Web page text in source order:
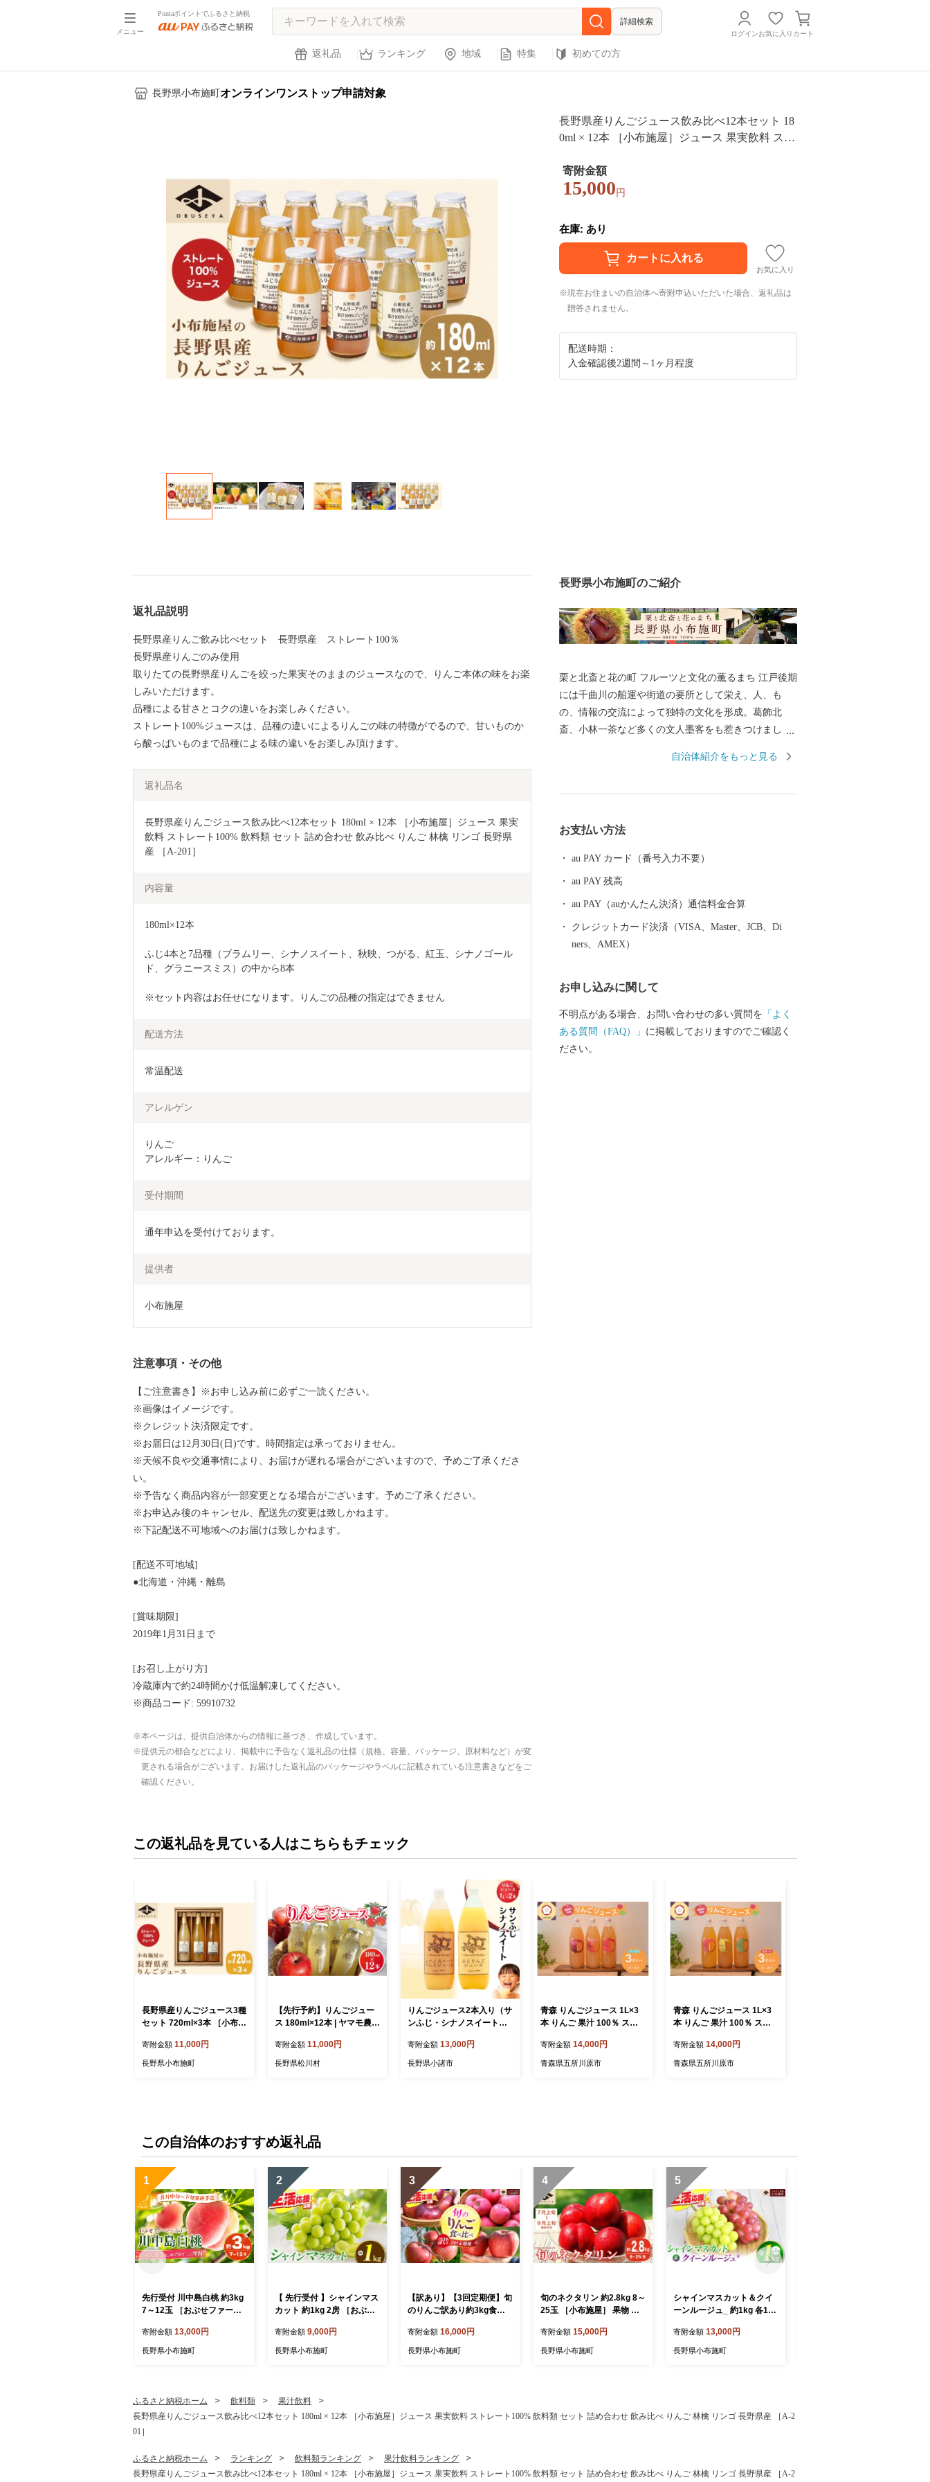
メニュー
Pontaポイントでふるさと納税
詳細検索
ログインお気に入り カート
返礼品 ランキング 地域 特集 初めての方
長野県小布施町 オンラインワンストップ申請対象
長野県産りんごジュース飲み比べ12本セット 18
0ml × 12本 ［小布施屋］ジュース 果実飲料 スト
りんご 林檎 リンゴ 長野県産 ［A-201］
寄附金額
15,000 円
在庫: あり
お気に入り
現在お住まいの自治体へ寄附申込いただいた場合、返礼品は
贈答されません。
配送時期：
入金確認後2週間～1ヶ月程度
返礼品説明
長野県産りんご飲み比べセット 長野県産 ストレート100％
長野県産りんごのみ使用
取りたての長野県産りんごを絞った果実そのままのジュースなので、りんご本体の味をお楽
しみいただけます。
品種による甘さとコクの違いをお楽しみください。
ストレート100%ジュースは、品種の違いによるりんごの味の特徴がでるので、甘いものか
ら酸っぱいものまで品種による味の違いをお楽しみ頂けます。
返礼品名
長野県産りんごジュース飲み比べ12本セット 180ml × 12本 ［小布施屋］ジュース 果実
飲料 ストレート100% 飲料類 セット 詰め合わせ 飲み比べ りんご 林檎 リンゴ 長野県
産 ［A-201］
内容量
180ml×12本
ふじ4本と7品種（ブラムリー、シナノスイート、秋映、つがる、紅玉、シナノゴール
ド、グラニースミス）の中から8本
※セット内容はお任せになります。りんごの品種の指定はできません
配送方法
常温配送
アレルゲン
りんご
アレルギー：りんご
受付期間
通年申込を受付けております。
提供者
小布施屋
注意事項・その他
【ご注意書き】※お申し込み前に必ずご一読ください。
※画像はイメージです。
※クレジット決済限定です。
※お届日は12月30日(日)です。時間指定は承っておりません。
※天候不良や交通事情により、お届けが遅れる場合がございますので、予めご了承くださ
い。
※予告なく商品内容が一部変更となる場合がございます。予めご了承ください。
※お申込み後のキャンセル、配送先の変更は致しかねます。
※下記配送不可地域へのお届けは致しかねます。
[配送不可地域]
●北海道・沖縄・離島
[賞味期限]
2019年1月31日まで
[お召し上がり方]
冷蔵庫内で約24時間かけ低温解凍してください。
※商品コード: 59910732
本ページは、提供自治体からの情報に基づき、作成しています。
提供元の都合などにより、掲載中に予告なく返礼品の仕様（規格、容量、パッケージ、原材料など）が変
更される場合がございます。お届けした返礼品のパッケージやラベルに記載されている注意書きなどをご
確認ください。
長野県小布施町のご紹介
栗と北斎と花の町 フルーツと文化の薫るまち 江戸後期
には千曲川の船運や街道の要所として栄え、人、も
の、情報の交流によって独特の文化を形成。葛飾北
斎、小林一茶など多くの文人墨客をも惹きつけまし
自治体紹介をもっと見る
お支払い方法
au PAY カード（番号入力不要）
au PAY 残高
au PAY（auかんたん決済）通信料金合算
クレジットカード決済（VISA、Master、JCB、Di
ners、AMEX）
お申し込みに関して
不明点がある場合、お問い合わせの多い質問を 「よく
ある質問（FAQ）」 に掲載しておりますのでご確認く
ださい。
この返礼品を見ている人はこちらもチェック
長野県産りんごジュース3種
セット 720ml×3本 ［小布施
レート100% 飲料類 セット
詰め合わせ 飲み比べ りんご
寄附金額 11,000円
長野県小布施町
【先行予約】りんごジュー
ス 180ml×12本 | ヤマモ農園
ス 飲料類 果汁 飲料 果汁 10
0％ 長野県 松川村 信州
寄附金額 11,000円
長野県松川村
りんごジュース2本入り（サ
ンふじ・シナノスイート）
せ スイーツ 詰め合わせ 飲
み比べ 果実飲料 林檎 リン
寄附金額 13,000円
長野県小諸市
青森 りんごジュース 1L×3
本 りんご 果汁 100％ スト
ルーツ ジュース すっきり
飲み比べ 詰め合わせ セット
寄附金額 14,000円
青森県五所川原市
青森 りんごジュース 1L×3
本 りんご 果汁 100％ スト
ルーツ ジュース あまい 飲
み比べ 詰め合わせ セット
寄附金額 14,000円
青森県五所川原市
この自治体のおすすめ返礼品
1
先行受付 川中島白桃 約3kg
7～12玉 ［おぶせファーマ
ツ 果物 クール便 冷蔵便 長
野県産 信州産 期間限定 数
寄附金額 13,000円
長野県小布施町
2
【 先行受付 】シャインマス
カット 約1kg 2房 ［おぶせ
ツ ぶどう 葡萄 数量限定 先
行予約 長野 信州 令和8年産
寄附金額 9,000円
長野県小布施町
3
【訳あり】【3回定期便】旬
のりんご訳あり約3kg食べ
シナノホッペ サンふじ ［お
ぶせファーマーズ］ 不揃い
寄附金額 16,000円
長野県小布施町
4
旬のネクタリン 約2.8kg 8～
25玉 ［小布施屋］ 果物 フ
布施 冷蔵便 クール便 産地
直送 数量限定 送料無料 令
寄附金額 15,000円
長野県小布施町
5
シャインマスカット＆クイ
ーンルージュ_ 約1kg 各1房
ぶどう 葡萄 令和8年産【20
26年9月下旬～11月上旬発
寄附金額 13,000円
長野県小布施町
ふるさと納税ホーム 飲料類
果汁飲料
長野県産りんごジュース飲み比べ12本セット 180ml × 12本 ［小布施屋］ジュース 果実飲料 ストレート100% 飲料類 セット 詰め合わせ 飲み比べ りんご 林檎 リンゴ 長野県産 ［A-2
01］
ふるさと納税ホーム ランキング 飲料類ランキング
果汁飲料ランキング
長野県産りんごジュース飲み比べ12本セット 180ml × 12本 ［小布施屋］ジュース 果実飲料 ストレート100% 飲料類 セット 詰め合わせ 飲み比べ りんご 林檎 リンゴ 長野県産 ［A-2